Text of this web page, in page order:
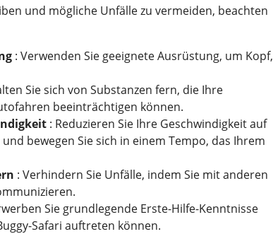
und mögliche Unfälle zu vermeiden, beachten
: Verwenden Sie geeignete Ausrüstung, um Kopf,
Sie sich von Substanzen fern, die Ihre
beeinträchtigen können.
: Reduzieren Sie Ihre Geschwindigkeit auf
bewegen Sie sich in einem Tempo, das Ihrem
: Verhindern Sie Unfälle, indem Sie mit anderen
Sie grundlegende Erste-Hilfe-Kenntnisse
Safari auftreten können.